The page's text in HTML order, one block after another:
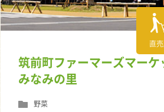
直
筑前町ファーマーズマーケ
みなみの里
野菜